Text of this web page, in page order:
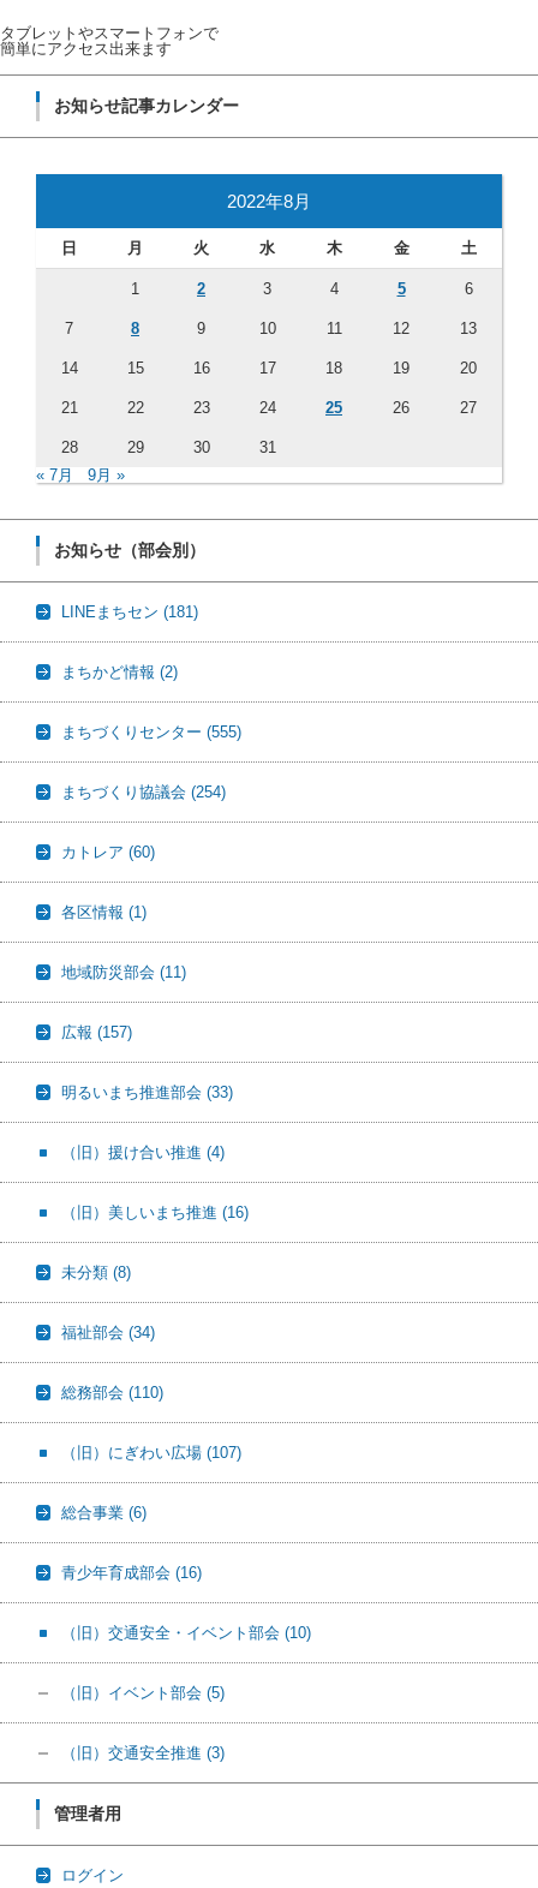
タブレットやスマートフォンで
簡単にアクセス出来ます
お知らせ記事カレンダー
2022年8月
日 月 火 水 木 金 土
1 2 3 4 5 6
7 8 9 10 11 12 13
14 15 16 17 18 19 20
21 22 23 24 25 26 27
28 29 30
31
« 7月
9月 »
お知らせ（部会別）
LINEまちセン (181)
まちかど情報 (2)
まちづくりセンター (555)
まちづくり協議会 (254)
カトレア (60)
各区情報 (1)
地域防災部会 (11)
広報 (157)
明るいまち推進部会 (33)
（旧）援け合い推進 (4)
（旧）美しいまち推進 (16)
未分類 (8)
福祉部会 (34)
総務部会 (110)
（旧）にぎわい広場 (107)
総合事業 (6)
青少年育成部会 (16)
（旧）交通安全・イベント部会 (10)
（旧）イベント部会 (5)
（旧）交通安全推進 (3)
管理者用
ログイン